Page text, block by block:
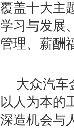
覆盖十大主
学习与发展
管理、薪酬
大众汽车
以人为本的
深造机会与